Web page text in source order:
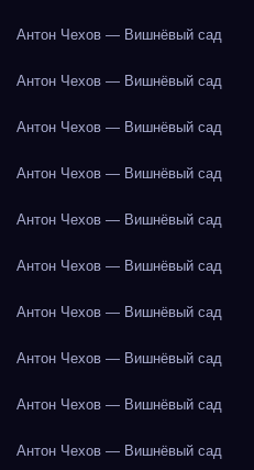
Антон Чехов — Вишнёвый сад
Антон Чехов — Вишнёвый сад
Антон Чехов — Вишнёвый сад
Антон Чехов — Вишнёвый сад
Антон Чехов — Вишнёвый сад
Антон Чехов — Вишнёвый сад
Антон Чехов — Вишнёвый сад
Антон Чехов — Вишнёвый сад
Антон Чехов — Вишнёвый сад
Антон Чехов — Вишнёвый сад